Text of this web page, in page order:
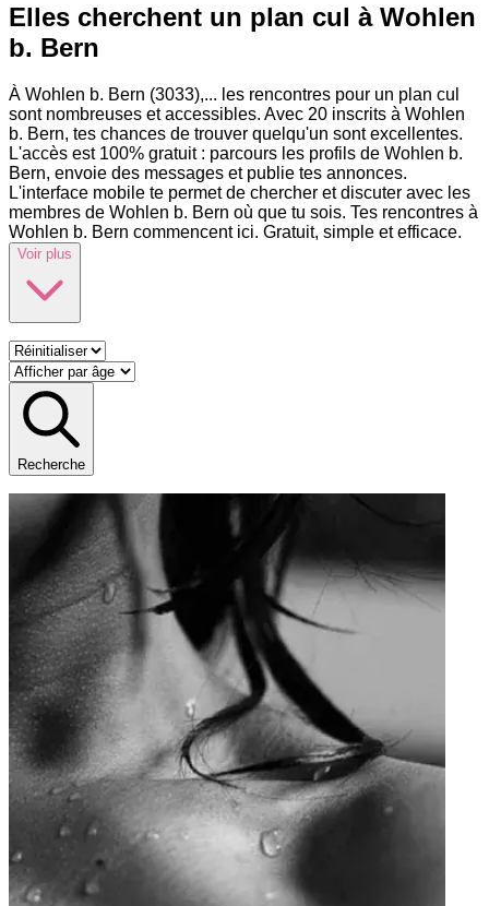
Elles cherchent un plan cul à Wohlen
b. Bern
À Wohlen b. Bern (3033),... les rencontres pour un plan cul
sont nombreuses et accessibles. Avec 20 inscrits à Wohlen
b. Bern, tes chances de trouver quelqu'un sont excellentes.
L'accès est 100% gratuit : parcours les profils de Wohlen b.
Bern, envoie des messages et publie tes annonces.
L'interface mobile te permet de chercher et discuter avec les
membres de Wohlen b. Bern où que tu sois. Tes rencontres à
Wohlen b. Bern commencent ici. Gratuit, simple et efficace.
Voir plus
Recherche